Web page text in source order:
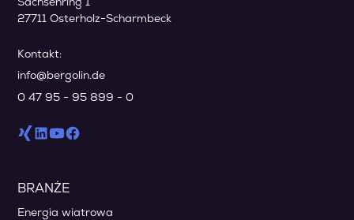
27711 Osterholz-Scharmbeck
Kontakt:
info@bergolin.de
0 47 95 - 95 899 - 0
BRANŻE
Energia wiatrowa